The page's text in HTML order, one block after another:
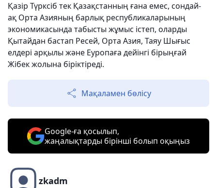
Қазір Түрксіб тек Қазақстанның ғана емес, сондай-
ақ Орта Азияның барлық республикаларының
экономикасында табысты жұмыс істеп, оларды
Қытайдан бастап Ресей, Орта Азия, Таяу Шығыс
елдері арқылы және Еуропаға дейінгі бірыңғай
Жібек жолына біріктіреді.
Мақаламен бөлісу
Google-ға қосылып,
жаңалықтарды бірінші болып оқыңыз
zkadm